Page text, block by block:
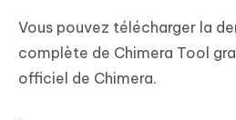
Vous pouvez télécharger la
complète de Chimera Tool
officiel de Chimera.